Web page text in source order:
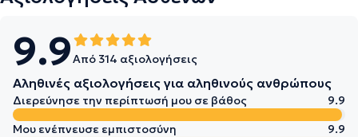
9.9Από 314 αξιολογήσεις
Αληθινές αξιολογήσεις για αληθινούς ανθρώπους
Διερεύνησε την περίπτωσή μου σε βάθος
9.9
Μου ενέπνευσε εμπιστοσύνη
9.9